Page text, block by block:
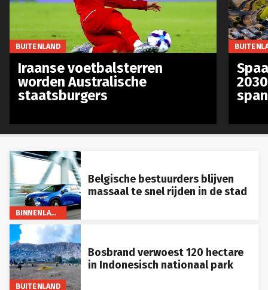
BINNENLAND
Belgische bestuurders blijven
massaal te snel rijden in de stad
BUITENLAND
Bosbrand verwoest 120 hectare
in Indonesisch nationaal park
BUITENLAND
Iraanse voetbalsterren
worden Australische
staatsburgers